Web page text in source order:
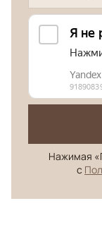
Нажимая
с